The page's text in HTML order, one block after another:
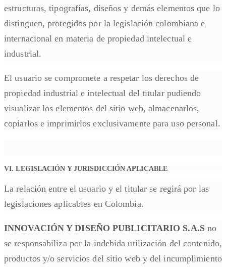
estructuras, tipografías, diseños y demás elementos que lo
distinguen, protegidos por la legislación colombiana e
internacional en materia de propiedad intelectual e
industrial.
El usuario se compromete a respetar los derechos de
propiedad industrial e intelectual del titular pudiendo
visualizar los elementos del sitio web, almacenarlos,
copiarlos e imprimirlos exclusivamente para uso personal.
VI. LEGISLACIÓN Y JURISDICCIÓN APLICABLE
La relación entre el usuario y el titular se regirá por las
legislaciones aplicables en Colombia.
INNOVACIÓN Y DISEÑO PUBLICITARIO S.A.Sno
se responsabiliza por la indebida utilización del contenido,
productos y/o servicios del sitio web y del incumplimiento